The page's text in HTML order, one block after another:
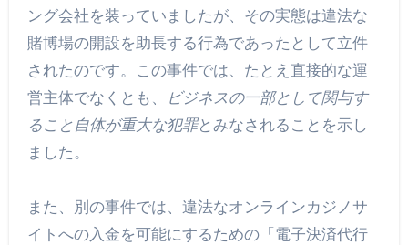
ング会社を装っていましたが、その実態は違法な
賭博場の開設を助長する行為であったとして立件
されたのです。この事件では、たとえ直接的な運
営主体でなくとも、
ビジネスの一部として関与す
ること自体が重大な犯罪とみなされることを示し
ました。
また、別の事件では、違法なオンラインカジノサ
イトへの入金を可能にするための「電子決済代行